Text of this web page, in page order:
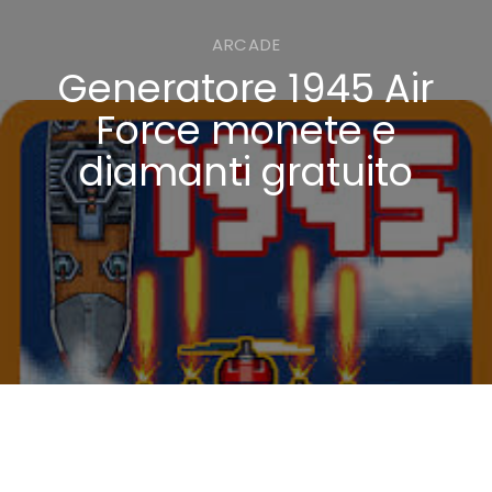
ARCADE
Generatore 1945 Air
Force monete e
diamanti gratuito